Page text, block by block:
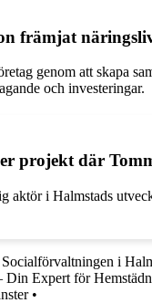
främjat
genom att skapa
och investeringar.
projekt där
aktör i Halmstads
Socialförvaltningen i
Din Expert för
•